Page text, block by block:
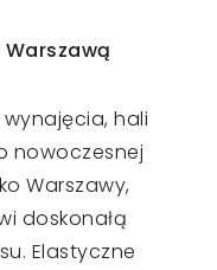
hali
nowoczesnej
Warszawy,
doskonałą
Elastyczne